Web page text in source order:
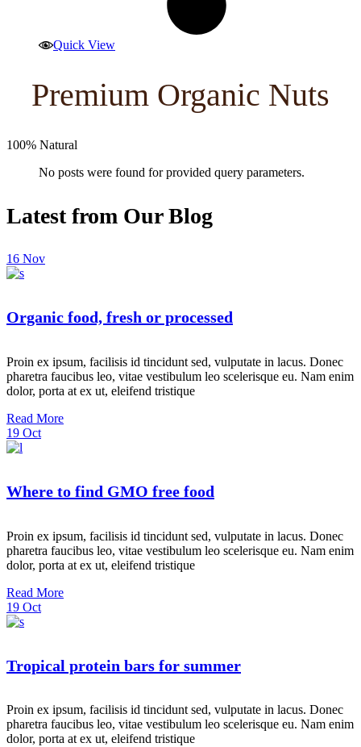
Quick View
Premium Organic Nuts
100% Natural
No posts were found for provided query parameters.
Latest from Our Blog
16 Nov
Organic food, fresh or processed
Proin ex ipsum, facilisis id tincidunt sed, vulputate in lacus. Donec
pharetra faucibus leo, vitae vestibulum leo scelerisque eu. Nam enim
dolor, porta at ex ut, eleifend tristique
Read More
19 Oct
Where to find GMO free food
Proin ex ipsum, facilisis id tincidunt sed, vulputate in lacus. Donec
pharetra faucibus leo, vitae vestibulum leo scelerisque eu. Nam enim
dolor, porta at ex ut, eleifend tristique
Read More
19 Oct
Tropical protein bars for summer
Proin ex ipsum, facilisis id tincidunt sed, vulputate in lacus. Donec
pharetra faucibus leo, vitae vestibulum leo scelerisque eu. Nam enim
dolor, porta at ex ut, eleifend tristique